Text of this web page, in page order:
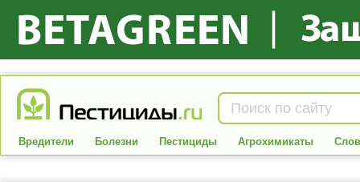
Вредители Болезни Пестициды Агрохимикаты